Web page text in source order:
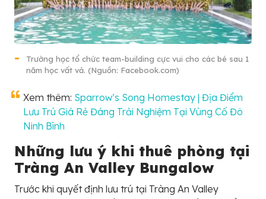
Trường học tổ chức team-building cực vui cho các bé sau 1
năm học vất vả. (Nguồn: Facebook.com)
Xem thêm: Sparrow’s Song Homestay | Địa Điểm
Lưu Trú Giá Rẻ Đáng Trải Nghiệm Tại Vùng Cố Đô
Ninh Bình
Những lưu ý khi thuê phòng tại
Tràng An Valley Bungalow
Trước khi quyết định lưu trú tại Tràng An Valley